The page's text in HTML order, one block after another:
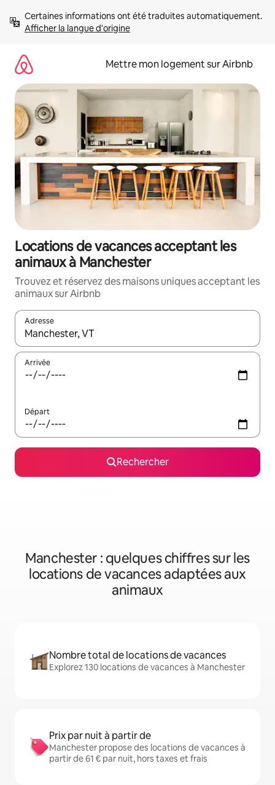
directement
Afficher la langue d'origine
Mettre mon logement sur Airbnb
Locations de vacances acceptant les
animaux à Manchester
Trouvez et réservez des maisons uniques acceptant les
animaux sur Airbnb
Adresse
Lorsque les résultats s'affichent, utilisez les flèches vers le
Arrivée
Départ
Rechercher
Manchester : quelques chiffres sur les
locations de vacances adaptées aux
animaux
Nombre total de locations de vacances
Explorez 130 locations de vacances à Manchester
Prix par nuit à partir de
Manchester propose des locations de vacances à
partir de 61 € par nuit, hors taxes et frais